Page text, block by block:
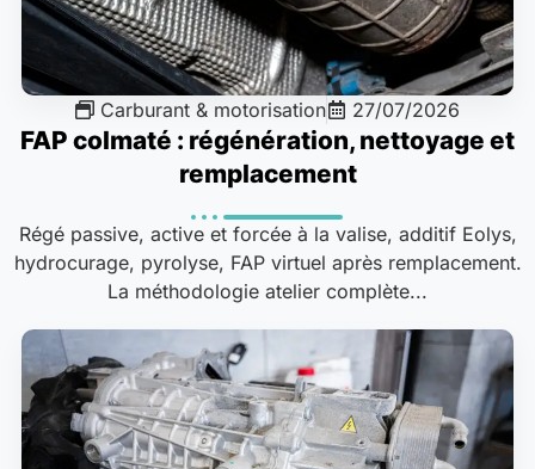
Carburant & motorisation 27/07/2026
FAP colmaté : régénération, nettoyage et
remplacement
Régé passive, active et forcée à la valise, additif Eolys,
hydrocurage, pyrolyse, FAP virtuel après remplacement.
La méthodologie atelier complète...